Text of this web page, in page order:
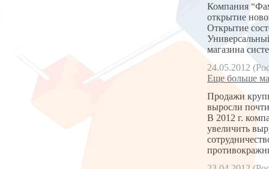
Компания
открытие
Открытие
магазина
24.05.2012
Еще больше
Продажи
выросли
В 2012 г.
увеличить